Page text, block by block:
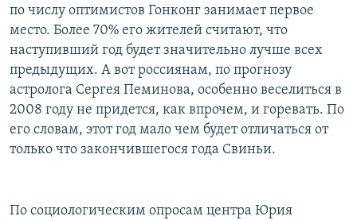
по числу оптимистов Гонконг занимает первое
место. Более 70% его жителей считают, что
наступивший год будет значительно лучше всех
предыдущих. А вот россиянам, по прогнозу
астролога Сергея Пеминова, особенно веселиться в
2008 году не придется, как впрочем, и горевать. По
его словам, этот год мало чем будет отличаться от
только что закончившегося года Свиньи.
По социологическим опросам центра Юрия